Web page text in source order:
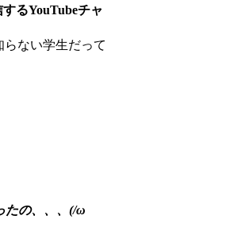
るYouTubeチャ
らない学生だって
たの、、、(/ω